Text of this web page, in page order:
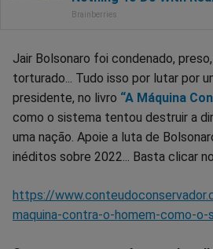
Jair Bolsonaro foi condenado,
torturado... Tudo isso por lutar por
presidente, no livro “A Máquina
como o sistema tentou destruir a
uma nação. Apoie a luta de
inéditos sobre 2022... Basta clicar
https://
maquina-contra-o-homem-como-o-